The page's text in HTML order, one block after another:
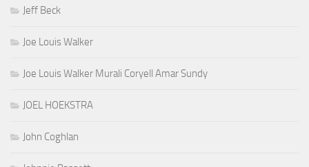
Jeff Beck
Joe Louis Walker
Joe Louis Walker Murali Coryell Amar Sundy
JOEL HOEKSTRA
John Coghlan